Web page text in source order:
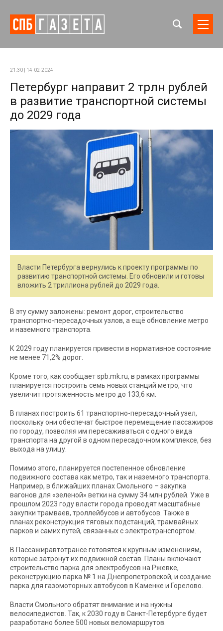
21:30 | 14-02-2024
Петербург направит 2 трлн рублей
в развитие транспортной системы
до 2029 года
Власти Петербурга вернулись к проекту программы по
развитию транспортной системы. Его обновили и готовы
вложить 2 триллиона рублей до 2029 года.
В эту сумму заложены: ремонт дорог, строительство
транспортно-пересадочных узлов, а ещё обновление метро
и наземного транспорта.
К 2029 году планируется привести в нормативное состояние
не менее 71,2% дорог.
Кроме того, как сообщает spb.mk.ru, в рамках программы
планируется построить семь новых станций метро, что
увеличит протяженность метро до 133,6 км.
В планах построить 61 транспортно-пересадочный узел,
поскольку они обеспечат быстрое перемещение пассажиров
по городу, позволяя им пересаживаться с одного вида
транспорта на другой в одном пересадочном комплексе, без
выхода на улицу.
Помимо этого, планируется постепенное обновление
подвижного состава как метро, так и наземного транспорта.
Например, в ближайших планах Смольного – закупка
вагонов для «зеленой» ветки на сумму 34 млн рублей. Уже в
прошлом 2023 году власти города проводят масштабные
закупки трамваев, троллейбусов и автобусов. Также в
планах реконструкция тяговых подстанций, трамвайных
парков и самих путей, связанных с электротранспортом.
В Пассажиравтотрансе готовятся к крупным изменениям,
которые затронут их подвижной состав. Планы включают
строительство парка для электробусов на Ржевке,
реконструкцию парка № 1 на Днепропетровской, и создание
парка для газомоторных автобусов в Каменке и Горелово.
Власти Смольного обратят внимание и на нужны
велосипедистов. Так, к 2030 году в Санкт-Петербурге будет
разработано более 500 новых веломаршрутов.